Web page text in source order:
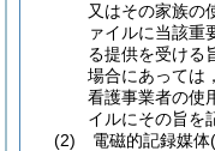
又はその家族の
ァイルに当該重
る提供を受ける
場合にあっては
看護事業者の使
イルにその旨を
(2)
電磁的記録媒体